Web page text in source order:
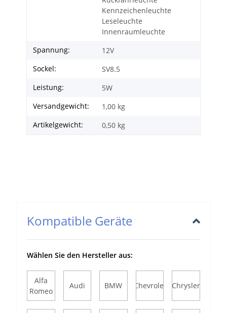
Kennzeichenleuchte
Leseleuchte
Innenraumleuchte
Spannung:
12V
Sockel:
SV8.5
Leistung:
5W
Versandgewicht:
1,00 kg
Artikelgewicht:
0,50 kg
Kompatible Geräte
Wählen Sie den Hersteller aus:
Alfa
Romeo
Audi BMW Chevrolet Chrysler